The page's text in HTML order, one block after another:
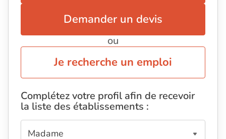
Demander un devis
ou
Je recherche un emploi
Complétez votre profil afin de recevoir
la liste des établissements :